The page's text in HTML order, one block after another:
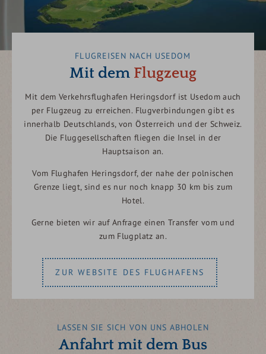
FLUGREISEN NACH USEDOM
Mit dem Flugzeug
Mit dem Verkehrsflughafen Heringsdorf ist Usedom auch
per Flugzeug zu erreichen. Flugverbindungen gibt es
innerhalb Deutschlands, von Österreich und der Schweiz.
Die Fluggesellschaften fliegen die Insel in der
Hauptsaison an.
Vom Flughafen Heringsdorf, der nahe der polnischen
Grenze liegt, sind es nur noch knapp 30 km bis zum
Hotel.
Gerne bieten wir auf Anfrage einen Transfer vom und
zum Flugplatz an.
ZUR WEBSITE DES FLUGHAFENS
LASSEN SIE SICH VON UNS ABHOLEN
Anfahrt mit dem Bus